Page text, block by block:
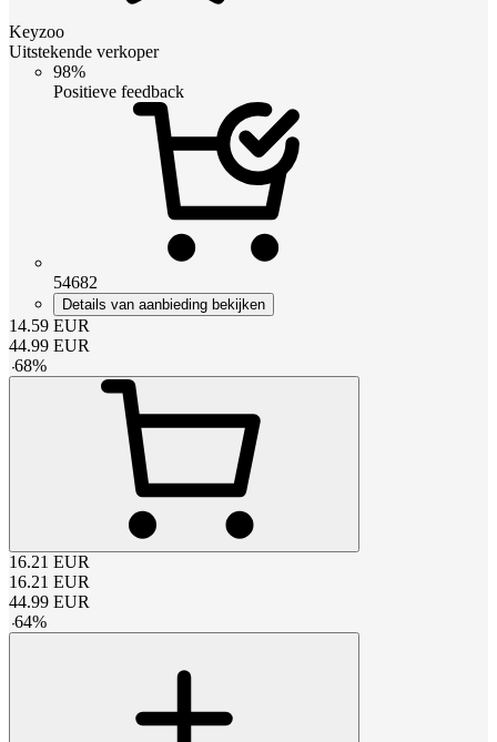
Keyzoo
Uitstekende verkoper
98%
Positieve feedback
54682
Details van aanbieding bekijken
14.59 EUR
44.99 EUR
-68%
16.21 EUR
16.21 EUR
44.99 EUR
-64%